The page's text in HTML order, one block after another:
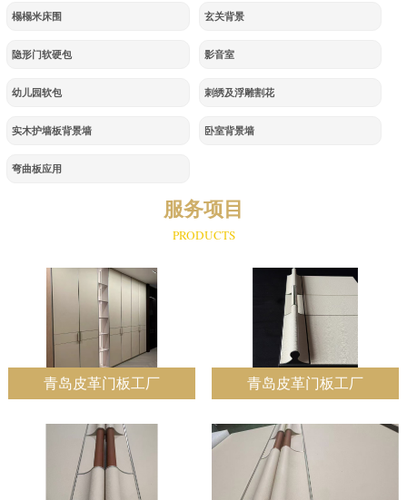
榻榻米床围 玄关背景
隐形门软硬包 影音室
幼儿园软包 刺绣及浮雕割花
实木护墙板背景墙 卧室背景墙
弯曲板应用
服务项目
PRODUCTS
青岛皮革门板工厂 青岛皮革门板工厂